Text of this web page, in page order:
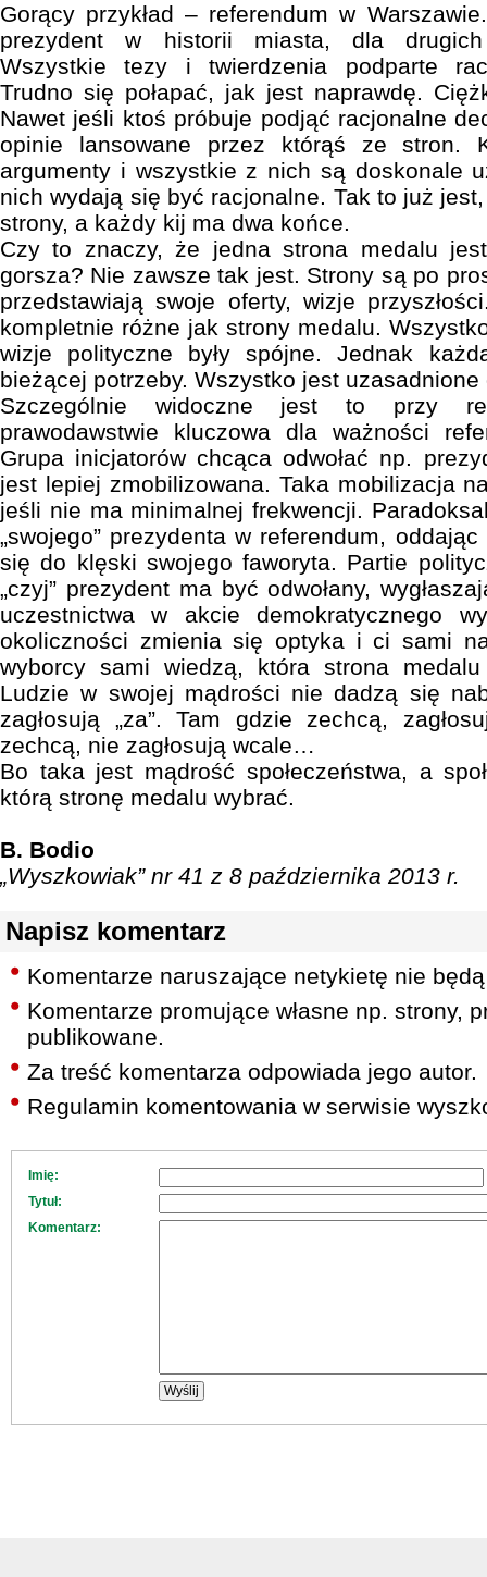
Gorący przykład – referendum w
prezydent w historii miasta, dla drugich
Wszystkie tezy i twierdzenia podparte
Trudno się połapać, jak jest naprawdę.
Nawet jeśli ktoś próbuje podjąć racjonalne
opinie lansowane przez którąś ze stron.
argumenty i wszystkie z nich są doskonale
nich wydają się być racjonalne. Tak to już
strony, a każdy kij ma dwa końce.
Czy to znaczy, że jedna strona medalu
gorsza? Nie zawsze tak jest. Strony są po
przedstawiają swoje oferty, wizje
kompletnie różne jak strony medalu.
wizje polityczne były spójne. Jednak
bieżącej potrzeby. Wszystko jest uzasadnione
Szczególnie widoczne jest to przy
prawodawstwie kluczowa dla ważności
Grupa inicjatorów chcąca odwołać np.
jest lepiej zmobilizowana. Taka mobilizacja
jeśli nie ma minimalnej frekwencji.
„swojego” prezydenta w referendum,
się do klęski swojego faworyta. Partie
„czyj” prezydent ma być odwołany,
uczestnictwa w akcie demokratycznego
okoliczności zmienia się optyka i ci sami
wyborcy sami wiedzą, która strona
Ludzie w swojej mądrości nie dadzą się
zagłosują „za”. Tam gdzie zechcą,
zechcą, nie zagłosują wcale…
Bo taka jest mądrość społeczeństwa, a
którą stronę medalu wybrać.
B. Bodio
„Wyszkowiak” nr 41 z 8 października 2013 r.
Napisz komentarz
Komentarze naruszające netykietę nie
Komentarze promujące własne np. strony,
publikowane.
Za treść komentarza odpowiada jego autor.
Regulamin komentowania w serwisie
Imię:
Tytuł:
Komentarz: